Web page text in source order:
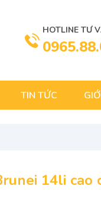
HOTLINE TƯ
TIN TỨC
14li cao